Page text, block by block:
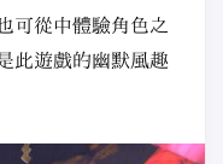
可從中體驗角色之
此遊戲的幽默風趣